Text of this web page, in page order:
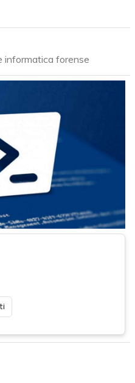
informatica forense